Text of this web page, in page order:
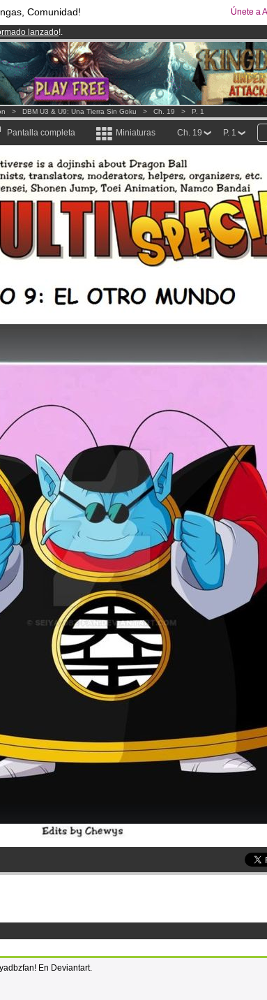
Comunidad! Únete a
lanzado!.
1208Cómics y Mangas!.
euros al mes!Hazte Premium ya
> DBM U3 & U9: Una Tierra Sin Goku > Ch. 19 > P. 1
Pantalla completa Miniaturas P. 1
Ch. 19
En Deviantart.